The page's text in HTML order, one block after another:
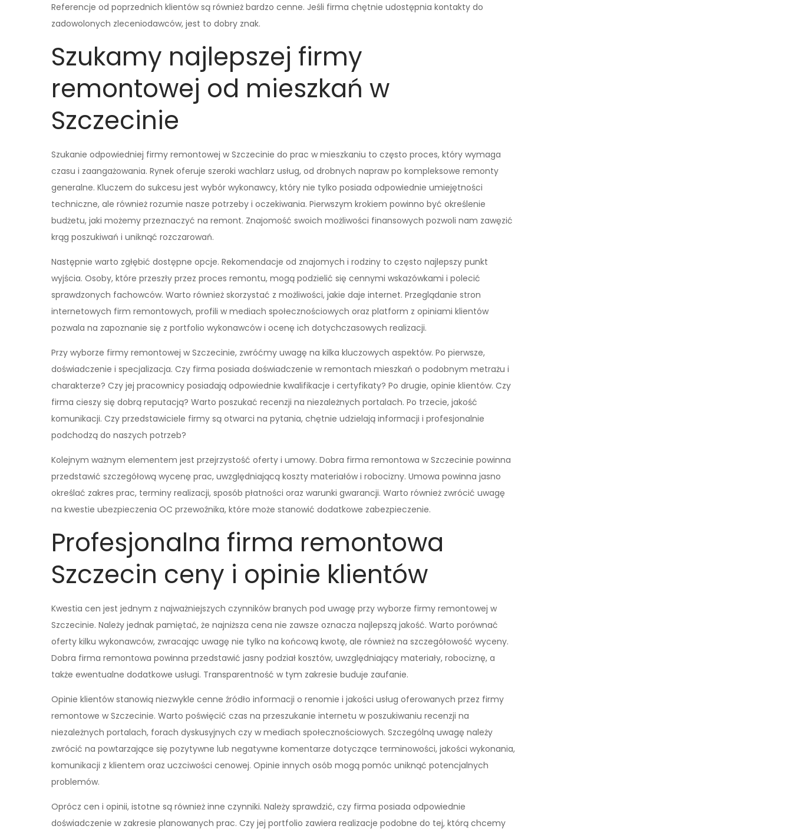
Referencje od poprzednich klientów są również bardzo cenne. Jeśli firma chętnie udostępnia kontakty do
zadowolonych zleceniodawców, jest to dobry znak.
Szukamy najlepszej firmy
remontowej od mieszkań w
Szczecinie
Szukanie odpowiedniej firmy remontowej w Szczecinie do prac w mieszkaniu to często proces, który wymaga
czasu i zaangażowania. Rynek oferuje szeroki wachlarz usług, od drobnych napraw po kompleksowe remonty
generalne. Kluczem do sukcesu jest wybór wykonawcy, który nie tylko posiada odpowiednie umiejętności
techniczne, ale również rozumie nasze potrzeby i oczekiwania. Pierwszym krokiem powinno być określenie
budżetu, jaki możemy przeznaczyć na remont. Znajomość swoich możliwości finansowych pozwoli nam zawęzić
krąg poszukiwań i uniknąć rozczarowań.
Następnie warto zgłębić dostępne opcje. Rekomendacje od znajomych i rodziny to często najlepszy punkt
wyjścia. Osoby, które przeszły przez proces remontu, mogą podzielić się cennymi wskazówkami i polecić
sprawdzonych fachowców. Warto również skorzystać z możliwości, jakie daje internet. Przeglądanie stron
internetowych firm remontowych, profili w mediach społecznościowych oraz platform z opiniami klientów
pozwala na zapoznanie się z portfolio wykonawców i ocenę ich dotychczasowych realizacji.
Przy wyborze firmy remontowej w Szczecinie, zwróćmy uwagę na kilka kluczowych aspektów. Po pierwsze,
doświadczenie i specjalizacja. Czy firma posiada doświadczenie w remontach mieszkań o podobnym metrażu i
charakterze? Czy jej pracownicy posiadają odpowiednie kwalifikacje i certyfikaty? Po drugie, opinie klientów. Czy
firma cieszy się dobrą reputacją? Warto poszukać recenzji na niezależnych portalach. Po trzecie, jakość
komunikacji. Czy przedstawiciele firmy są otwarci na pytania, chętnie udzielają informacji i profesjonalnie
podchodzą do naszych potrzeb?
Kolejnym ważnym elementem jest przejrzystość oferty i umowy. Dobra firma remontowa w Szczecinie powinna
przedstawić szczegółową wycenę prac, uwzględniającą koszty materiałów i robocizny. Umowa powinna jasno
określać zakres prac, terminy realizacji, sposób płatności oraz warunki gwarancji. Warto również zwrócić uwagę
na kwestie ubezpieczenia OC przewoźnika, które może stanowić dodatkowe zabezpieczenie.
Profesjonalna firma remontowa
Szczecin ceny i opinie klientów
Kwestia cen jest jednym z najważniejszych czynników branych pod uwagę przy wyborze firmy remontowej w
Szczecinie. Należy jednak pamiętać, że najniższa cena nie zawsze oznacza najlepszą jakość. Warto porównać
oferty kilku wykonawców, zwracając uwagę nie tylko na końcową kwotę, ale również na szczegółowość wyceny.
Dobra firma remontowa powinna przedstawić jasny podział kosztów, uwzględniający materiały, robociznę, a
także ewentualne dodatkowe usługi. Transparentność w tym zakresie buduje zaufanie.
Opinie klientów stanowią niezwykle cenne źródło informacji o renomie i jakości usług oferowanych przez firmy
remontowe w Szczecinie. Warto poświęcić czas na przeszukanie internetu w poszukiwaniu recenzji na
niezależnych portalach, forach dyskusyjnych czy w mediach społecznościowych. Szczególną uwagę należy
zwrócić na powtarzające się pozytywne lub negatywne komentarze dotyczące terminowości, jakości wykonania,
komunikacji z klientem oraz uczciwości cenowej. Opinie innych osób mogą pomóc uniknąć potencjalnych
problemów.
Oprócz cen i opinii, istotne są również inne czynniki. Należy sprawdzić, czy firma posiada odpowiednie
doświadczenie w zakresie planowanych prac. Czy jej portfolio zawiera realizacje podobne do tej, którą chcemy